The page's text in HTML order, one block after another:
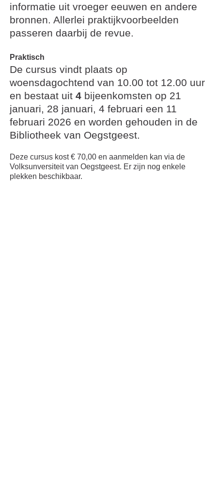
informatie uit vroeger eeuwen en andere
bronnen. Allerlei praktijkvoorbeelden
passeren daarbij de revue.
Praktisch
De cursus vindt plaats op
woensdagochtend van 10.00 tot 12.00 uur
en bestaat uit 4 bijeenkomsten op 21
januari, 28 januari, 4 februari een 11
februari 2026 en worden gehouden in de
Bibliotheek van Oegstgeest.
Deze cursus kost € 70,00 en aanmelden kan via de
Volksunversiteit van Oegstgeest. Er zijn nog enkele
plekken beschikbaar.